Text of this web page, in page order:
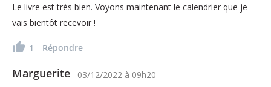
Le livre est très bien. Voyons maintenant le calendrier que je
vais bientôt recevoir !
1 Répondre
Marguerite 03/12/2022 à 09h20